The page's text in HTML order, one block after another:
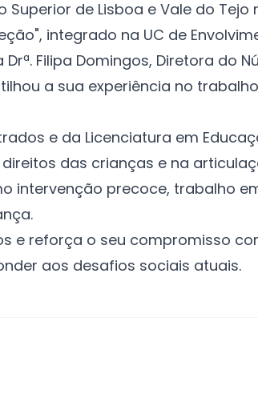
Superior de Lisboa e Vale do
integrado na UC de
Filipa Domingos, Diretora do
a sua experiência no
e da Licenciatura em
das crianças e na
intervenção precoce, trabalho
e reforça o seu compromisso
aos desafios sociais atuais.